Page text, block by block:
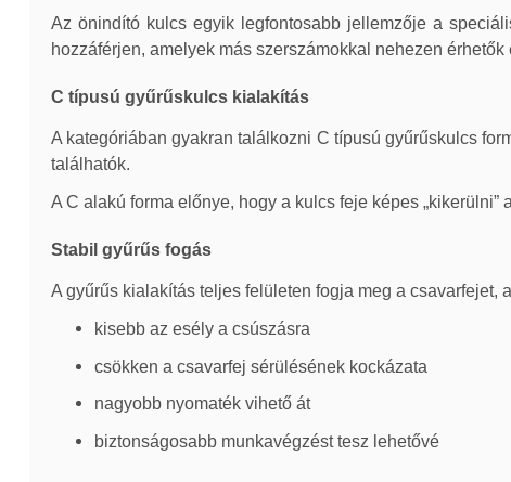
Az önindító kulcs egyik legfontosabb jellemzője a
hozzáférjen, amelyek más szerszámokkal nehezen érhetők
C típusú gyűrűskulcs kialakítás
A kategóriában gyakran találkozni C típusú gyűrűskulcs
találhatók.
A C alakú forma előnye, hogy a kulcs feje képes
Stabil gyűrűs fogás
A gyűrűs kialakítás teljes felületen fogja meg a csavarfejet,
kisebb az esély a csúszásra
csökken a csavarfej sérülésének kockázata
nagyobb nyomaték vihető át
biztonságosabb munkavégzést tesz lehetővé